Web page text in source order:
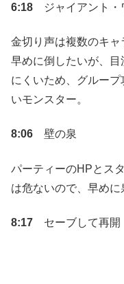
6:18 ジャイアント・
金切り声は複数のキ
早めに倒したいが、
にくいため、グルー
いモンスター。
8:06 壁の泉
パーティーのHPとス
は危ないので、早めに
8:17 セーブして再開